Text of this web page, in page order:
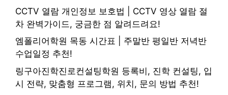
CCTV 열람 개인정보 보호법 | CCTV 영상 열람 절
차 완벽가이드, 궁금한 점 알려드려요!
엠폴리어학원 목동 시간표 | 주말반 평일반 저녁반
수업일정 추천!
링구아진학진로컨설팅학원 등록비, 진학 컨설팅, 입
시 전략, 맞춤형 프로그램, 위치, 문의 방법 추천!